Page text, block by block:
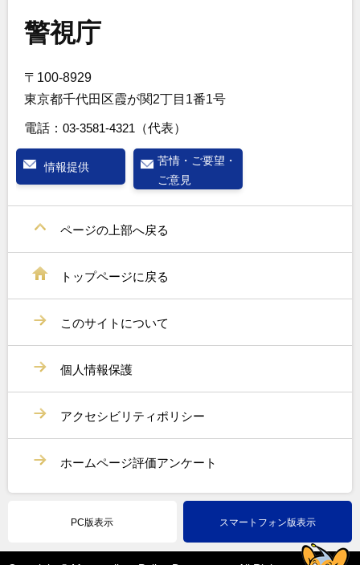
警視庁
〒100-8929
東京都千代田区霞が関2丁目1番1号
電話： 03-3581-4321 （代表）
情報提供
苦情・ご要望・
ご意見
ページの上部へ戻る
トップページに戻る
このサイトについて
個人情報保護
アクセシビリティポリシー
ホームページ評価アンケート
PC版表示 スマートフォン版表示